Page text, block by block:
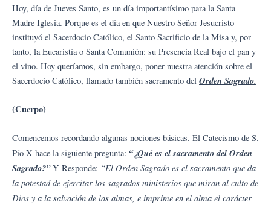
Hoy, día de Jueves Santo, es un día importantísimo para la Santa
Madre Iglesia. Porque es el día en que Nuestro Señor Jesucristo
instituyó el Sacerdocio Católico, el Santo Sacrificio de la Misa y, por
tanto, la Eucaristía o Santa Comunión: su Presencia Real bajo el pan y
el vino. Hoy queríamos, sin embargo, poner nuestra atención sobre el
Sacerdocio Católico, llamado también sacramento del Orden Sagrado.
(Cuerpo)
Comencemos recordando algunas nociones básicas. El Catecismo de S.
Pío X hace la siguiente pregunta: “¿Qué es el sacramento del Orden
Sagrado?”Y Responde: “El Orden Sagrado es el sacramento que da
la potestad de ejercitar los sagrados ministerios que miran al culto de
Dios y a la salvación de las almas, e imprime en el alma el carácter